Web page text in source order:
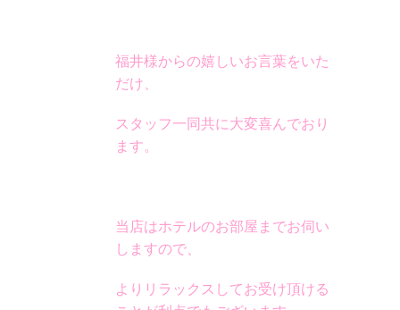
福井様からの嬉しいお言葉をいた
だけ、
スタッフ一同共に大変喜んでおり
ます。
当店はホテルのお部屋までお伺い
しますので、
よりリラックスしてお受け頂ける